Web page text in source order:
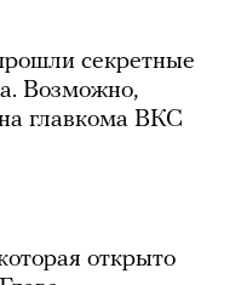
секретные
Возможно,
главкома ВКС
открыто